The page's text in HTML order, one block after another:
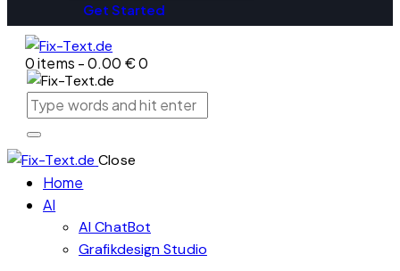
Get Started
0 items -0.00 €0
Close
Home
AI
AI ChatBot
Grafikdesign Studio